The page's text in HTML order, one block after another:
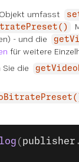
umfasst
- und die
für weitere
die
log ( publisher .